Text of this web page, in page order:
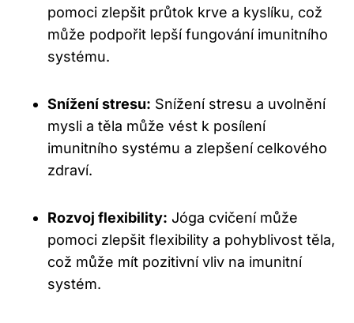
pomoci zlepšit průtok krve a kyslíku, což
může podpořit lepší fungování imunitního
systému.
Snížení stresu: Snížení stresu a uvolnění
mysli a těla může vést k posílení
imunitního systému a zlepšení celkového
zdraví.
Rozvoj flexibility: Jóga cvičení může
pomoci zlepšit flexibility a pohyblivost těla,
což může mít pozitivní vliv na imunitní
systém.